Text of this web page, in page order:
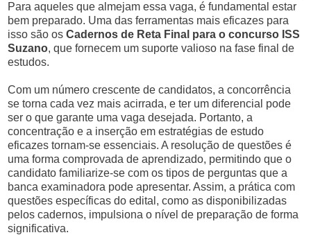
Para aqueles que almejam essa vaga, é fundamental estar
bem preparado. Uma das ferramentas mais eficazes para
isso são osCadernos de Reta Final para o concurso ISS
Suzano, que fornecem um suporte valioso na fase final de
estudos.
Com um número crescente de candidatos, a concorrência
se torna cada vez mais acirrada, e ter um diferencial pode
ser o que garante uma vaga desejada. Portanto, a
concentração e a inserção em estratégias de estudo
eficazes tornam-se essenciais. A resolução de questões é
uma forma comprovada de aprendizado, permitindo que o
candidato familiarize-se com os tipos de perguntas que a
banca examinadora pode apresentar. Assim, a prática com
questões específicas do edital, como as disponibilizadas
pelos cadernos, impulsiona o nível de preparação de forma
significativa.